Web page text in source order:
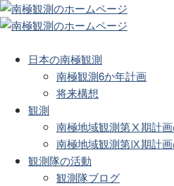
日本の南極観測
南極観測6か年計画
将来構想
観測
南極地域観測第Ⅹ期計
南極地域観測第Ⅸ期計
観測隊の活動
観測隊ブログ